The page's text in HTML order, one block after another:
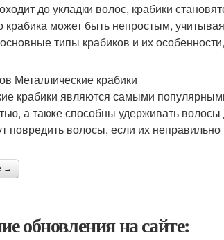
до укладки волос, крабики
крабика может быть непростым,
типы крабиков и их
Металлические крабики
крабики являются самыми
а также способны удерживать
повредить волосы, если их неправильно
→
обновления на сайте: